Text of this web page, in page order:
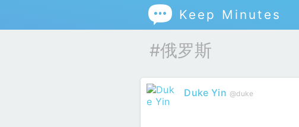
 Keep Minutes
#俄罗斯
Duke Yin @duke